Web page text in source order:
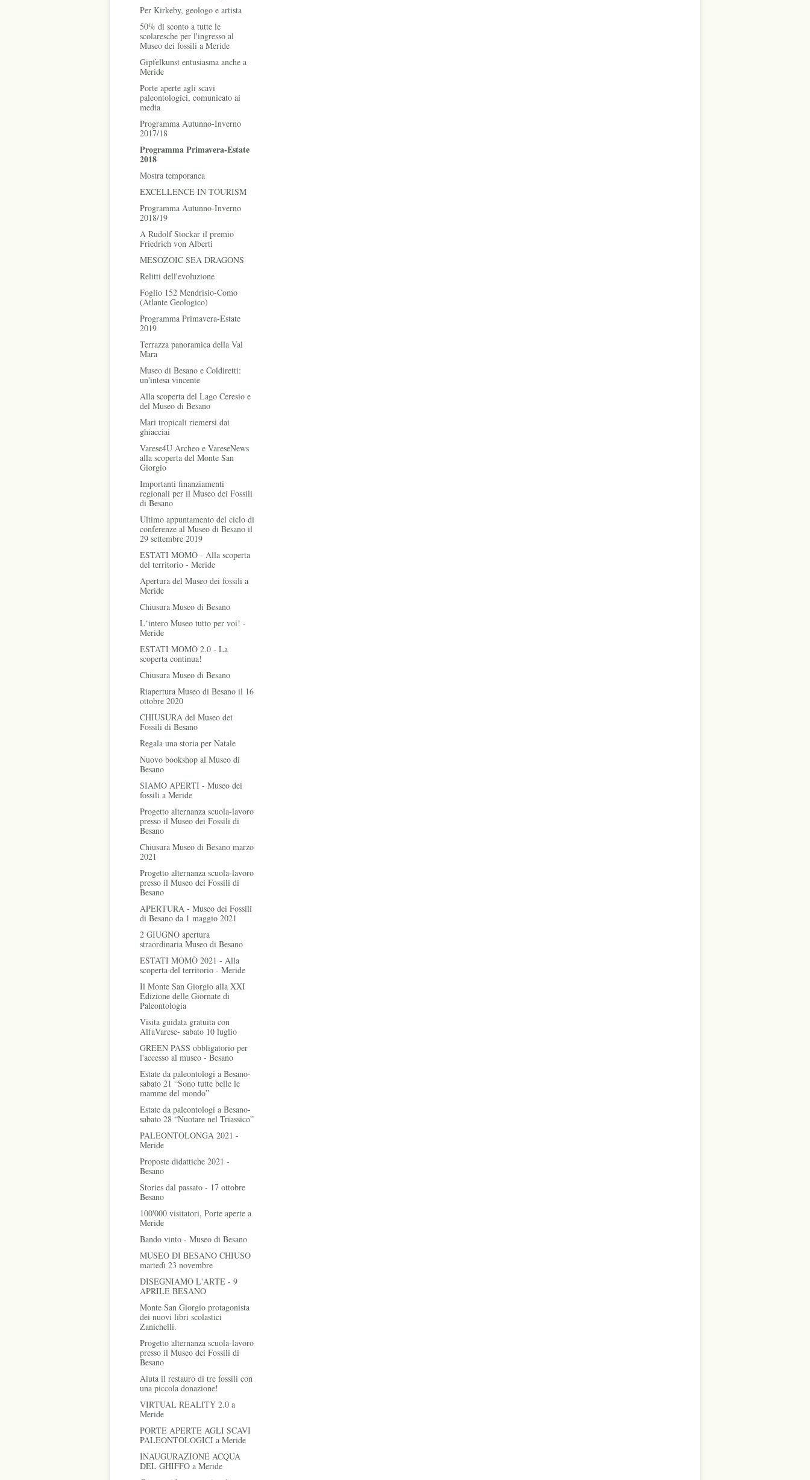
Per Kirkeby, geologo e artista
50% di sconto a tutte le
scolaresche per l'ingresso al
Museo dei fossili a Meride
Gipfelkunst entusiasma anche a
Meride
Porte aperte agli scavi
paleontologici, comunicato ai
media
Programma Autunno-Inverno
2017/18
Programma Primavera-Estate
2018
Mostra temporanea
EXCELLENCE IN TOURISM
Programma Autunno-Inverno
2018/19
A Rudolf Stockar il premio
Friedrich von Alberti
MESOZOIC SEA DRAGONS
Relitti dell'evoluzione
Foglio 152 Mendrisio-Como
(Atlante Geologico)
Programma Primavera-Estate
2019
Terrazza panoramica della Val
Mara
Museo di Besano e Coldiretti:
un'intesa vincente
Alla scoperta del Lago Ceresio e
del Museo di Besano
Mari tropicali riemersi dai
ghiacciai
Varese4U Archeo e VareseNews
alla scoperta del Monte San
Giorgio
Importanti finanziamenti
regionali per il Museo dei Fossili
di Besano
Ultimo appuntamento del ciclo di
conferenze al Museo di Besano il
29 settembre 2019
ESTATI MOMÒ - Alla scoperta
del territorio - Meride
Apertura del Museo dei fossili a
Meride
Chiusura Museo di Besano
L‘intero Museo tutto per voi! -
Meride
ESTATI MOMÒ 2.0 - La
scoperta continua!
Chiusura Museo di Besano
Riapertura Museo di Besano il 16
ottobre 2020
CHIUSURA del Museo dei
Fossili di Besano
Regala una storia per Natale
Nuovo bookshop al Museo di
Besano
SIAMO APERTI - Museo dei
fossili a Meride
Progetto alternanza scuola-lavoro
presso il Museo dei Fossili di
Besano
Chiusura Museo di Besano marzo
2021
Progetto alternanza scuola-lavoro
presso il Museo dei Fossili di
Besano
APERTURA - Museo dei Fossili
di Besano da 1 maggio 2021
2 GIUGNO apertura
straordinaria Museo di Besano
ESTATI MOMÒ 2021 - Alla
scoperta del territorio - Meride
Il Monte San Giorgio alla XXI
Edizione delle Giornate di
Paleontologia
Visita guidata gratuita con
AlfaVarese- sabato 10 luglio
GREEN PASS obbligatorio per
l'accesso al museo - Besano
Estate da paleontologi a Besano-
sabato 21 “Sono tutte belle le
mamme del mondo”
Estate da paleontologi a Besano-
sabato 28 “Nuotare nel Triassico”
PALEONTOLONGA 2021 -
Meride
Proposte didattiche 2021 -
Besano
Stories dal passato - 17 ottobre
Besano
100'000 visitatori, Porte aperte a
Meride
Bando vinto - Museo di Besano
MUSEO DI BESANO CHIUSO
martedì 23 novembre
DISEGNIAMO L'ARTE - 9
APRILE BESANO
Monte San Giorgio protagonista
dei nuovi libri scolastici
Zanichelli.
Progetto alternanza scuola-lavoro
presso il Museo dei Fossili di
Besano
Aiuta il restauro di tre fossili con
una piccola donazione!
VIRTUAL REALITY 2.0 a
Meride
PORTE APERTE AGLI SCAVI
PALEONTOLOGICI a Meride
INAUGURAZIONE ACQUA
DEL GHIFFO a Meride